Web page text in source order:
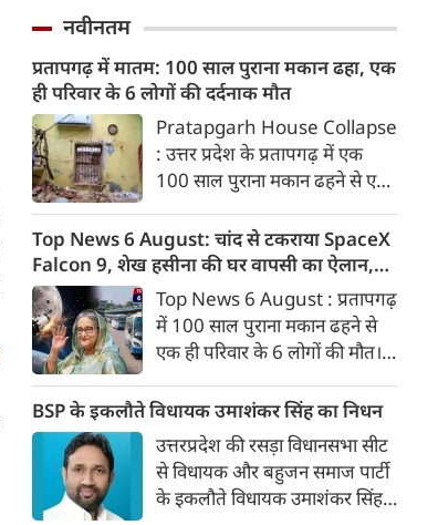
नवीनतम
प्रतापगढ़ में मातम: 100 साल पुराना मकान ढहा, एक
ही परिवार के 6 लोगों की दर्दनाक मौत
Pratapgarh House Collapse
: उत्तर प्रदेश के प्रतापगढ़ में एक
100 साल पुराना मकान ढहने से एक
जबकि एक अन्य घायल है। परिवार
के सभी सात सदस्य एक ही कमरे में
सो रहे थे और मलबे के नीचे दब गए।
मरने वालों में एक दंपती, उनका बेटा,
बहू और दो बच्चे शामिल हैं।
Top News 6 August: चांद से टकराया SpaceX
Falcon 9, शेख हसीना की घर वापसी का ऐलान,
MP में बस किराया बढ़ाTop News 6 August : प्रतापगढ़
में 100 साल पुराना मकान ढहने से
एक ही परिवार के 6 लोगों की मौत।
फाल्कन 9। बांग्लादेश लौटेंगी शेख
हसीना। मध्य प्रदेश में महंगा हुआ बस
का सफर। अमेरिकी राष्‍ट्रपति डोनाल्ड
ट्रंप के हेलीकॉप्टर संचालन में चूक हो
गई। 6 अगस्त की बड़ी खबरें :
BSP के इकलौते विधायक उमाशंकर सिंह का निधन
उत्तरप्रदेश की रसड़ा विधानसभा सीट
से विधायक और बहुजन समाज पार्टी
के इकलौते विधायक उमाशंकर सिंह